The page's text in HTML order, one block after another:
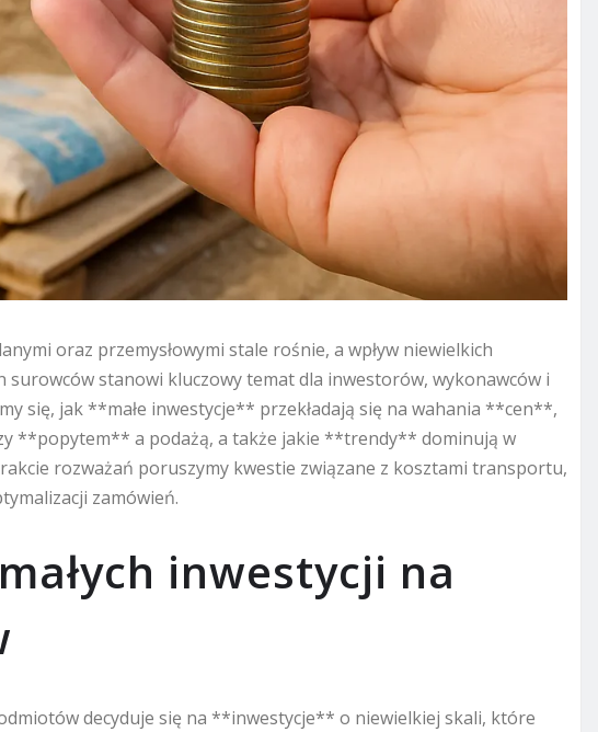
oraz przemysłowymi stale rośnie, a wpływ niewielkich
surowców stanowi kluczowy temat dla inwestorów, wykonawców i
się, jak **małe inwestycje** przekładają się na wahania **cen**,
**popytem** a podażą, a także jakie **trendy** dominują w
rozważań poruszymy kwestie związane z kosztami transportu,
zamówień.
inwestycji na
decyduje się na **inwestycje** o niewielkiej skali, które